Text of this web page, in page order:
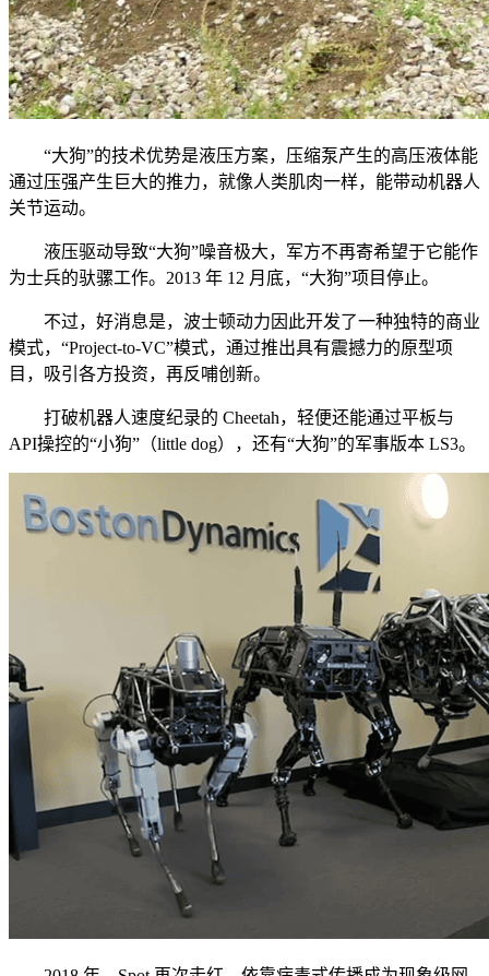
“大狗”的技术优势是液压方案，压缩泵产生的高压液体能
通过压强产生巨大的推力，就像人类肌肉一样，能带动机器人
关节运动。
液压驱动导致“大狗”噪音极大，军方不再寄希望于它能作
为士兵的驮骡工作。2013 年 12 月底，“大狗”项目停止。
不过，好消息是，波士顿动力因此开发了一种独特的商业
模式，“Project-to-VC”模式，通过推出具有震撼力的原型项
目，吸引各方投资，再反哺创新。
打破机器人速度纪录的 Cheetah，轻便还能通过平板与
API操控的“小狗”（little dog），还有“大狗”的军事版本 LS3。